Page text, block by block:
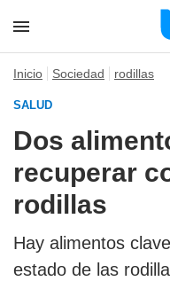
Inicio Sociedad rodillas
SALUD
Dos
recuperar
rodillas
Hay alimentos
estado de las